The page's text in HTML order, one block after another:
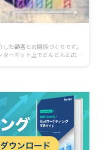
た顧客との関係づくりです。
ーネット上でどんどんと広が